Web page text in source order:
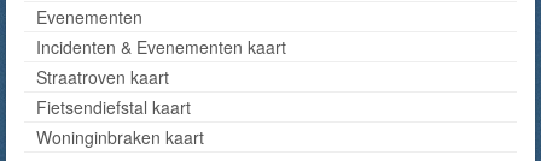
Evenementen
Incidenten & Evenementen kaart
Straatroven kaart
Fietsendiefstal kaart
Woninginbraken kaart